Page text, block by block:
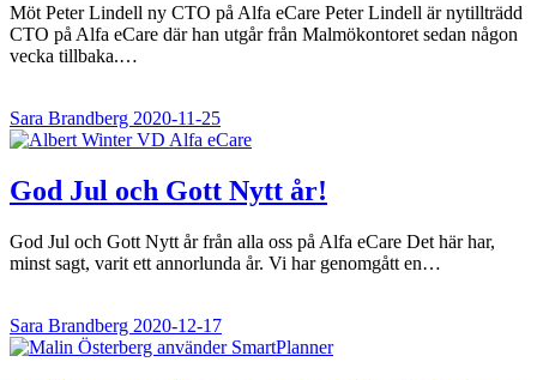
Möt Peter Lindell ny CTO på Alfa eCare Peter Lindell är nytillträdd
CTO på Alfa eCare där han utgår från Malmökontoret sedan någon
vecka tillbaka.…
Sara Brandberg 2020-11-25
God Jul och Gott Nytt år!
God Jul och Gott Nytt år från alla oss på Alfa eCare Det här har,
minst sagt, varit ett annorlunda år. Vi har genomgått en…
Sara Brandberg 2020-12-17